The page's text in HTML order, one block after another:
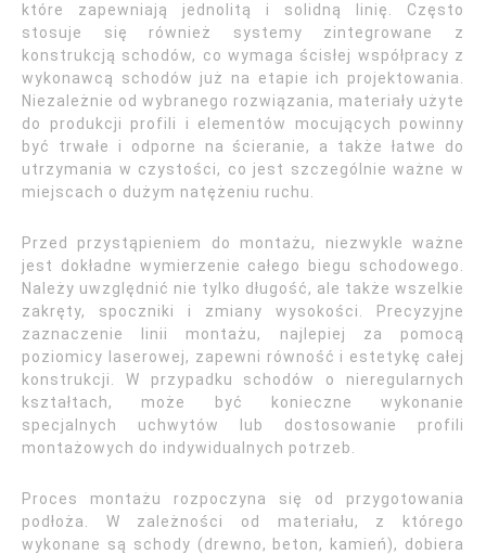
które zapewniają jednolitą i solidną linię. Często
stosuje się również systemy zintegrowane z
konstrukcją schodów, co wymaga ścisłej współpracy z
wykonawcą schodów już na etapie ich projektowania.
Niezależnie od wybranego rozwiązania, materiały użyte
do produkcji profili i elementów mocujących powinny
być trwałe i odporne na ścieranie, a także łatwe do
utrzymania w czystości, co jest szczególnie ważne w
miejscach o dużym natężeniu ruchu.
Przed przystąpieniem do montażu, niezwykle ważne
jest dokładne wymierzenie całego biegu schodowego.
Należy uwzględnić nie tylko długość, ale także wszelkie
zakręty, spoczniki i zmiany wysokości. Precyzyjne
zaznaczenie linii montażu, najlepiej za pomocą
poziomicy laserowej, zapewni równość i estetykę całej
konstrukcji. W przypadku schodów o nieregularnych
kształtach, może być konieczne wykonanie
specjalnych uchwytów lub dostosowanie profili
montażowych do indywidualnych potrzeb.
Proces montażu rozpoczyna się od przygotowania
podłoża. W zależności od materiału, z którego
wykonane są schody (drewno, beton, kamień), dobiera